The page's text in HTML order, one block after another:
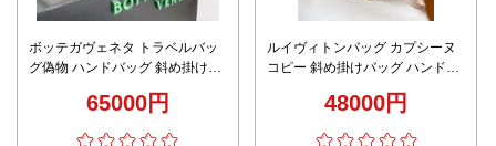
ボッテガヴェネタ トラベルバッ
グ偽物 ハンドバッグ 斜め掛けバ
65000円
ルイヴィトンバッグ カプシーヌ
コピー 斜め掛けバッグ ハンドバ
48000円